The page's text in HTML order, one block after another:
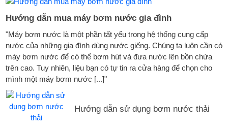
Hướng dẫn mua máy bơm nước gia đình
"Máy bơm nước là một phần tất yếu trong hệ thống cung cấp
nước của những gia đình dùng nước giếng. Chúng ta luôn cần có
máy bơm nước để có thể bơm hút và đưa nước lên bồn chứa
trên cao. Tuy nhiên, liệu bạn có tự tin ra cửa hàng để chọn cho
mình một máy bơm nước [...]"
Hướng dẫn sử dụng bơm nước thải